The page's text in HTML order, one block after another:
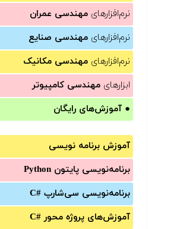
نرم‌افزارهای مهندسی عمران
نرم‌افزارهای مهندسی صنایع
نرم‌افزارهای مهندسی مکانیک
ابزارهای مهندسی کامپیوتر
● آموزش‌های رایگان
آموزش برنامه نویسی
برنامه‌نویسی پایتون Python
برنامه‌‌نویسی سی‌شارپ C#‎
آموزش‌های پروژه محور #C